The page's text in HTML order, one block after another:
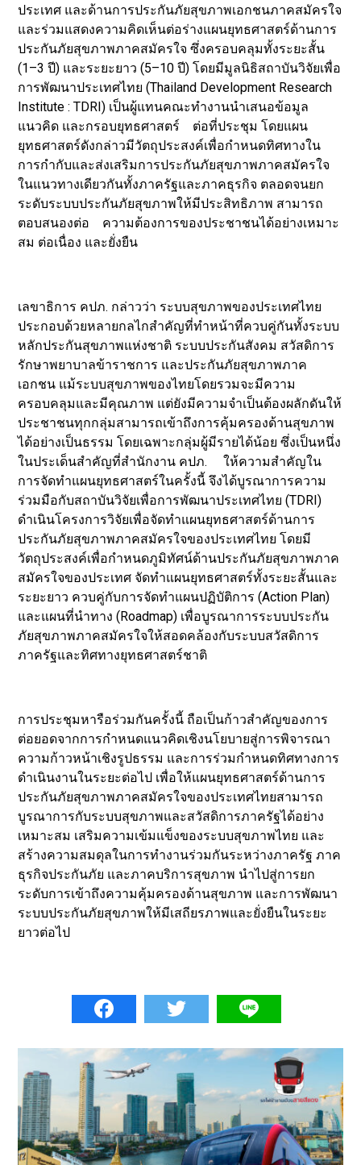
ประเทศ และด้านการประกันภัยสุขภาพเอกชนภาคสมัครใจ
และร่วมแสดงความคิดเห็นต่อร่างแผนยุทธศาสตร์ด้านการ
ประกันภัยสุขภาพภาคสมัครใจ ซึ่งครอบคลุมทั้งระยะสั้น
(1–3 ปี) และระยะยาว (5–10 ปี) โดยมีมูลนิธิสถาบันวิจัยเพื่อ
การพัฒนาประเทศไทย (Thailand Development Research
Institute : TDRI) เป็นผู้แทนคณะทำงานนำเสนอข้อมูล
แนวคิด และกรอบยุทธศาสตร์ ต่อที่ประชุม โดยแผน
ยุทธศาสตร์ดังกล่าวมีวัตถุประสงค์เพื่อกำหนดทิศทางใน
การกำกับและส่งเสริมการประกันภัยสุขภาพภาคสมัครใจ
ในแนวทางเดียวกันทั้งภาครัฐและภาคธุรกิจ ตลอดจนยก
ระดับระบบประกันภัยสุขภาพให้มีประสิทธิภาพ สามารถ
ตอบสนองต่อ ความต้องการของประชาชนได้อย่างเหมาะ
สม ต่อเนื่อง และยั่งยืน
เลขาธิการ คปภ. กล่าวว่า ระบบสุขภาพของประเทศไทย
ประกอบด้วยหลายกลไกสำคัญที่ทำหน้าที่ควบคู่กันทั้งระบบ
หลักประกันสุขภาพแห่งชาติ ระบบประกันสังคม สวัสดิการ
รักษาพยาบาลข้าราชการ และประกันภัยสุขภาพภาค
เอกชน แม้ระบบสุขภาพของไทยโดยรวมจะมีความ
ครอบคลุมและมีคุณภาพ แต่ยังมีความจำเป็นต้องผลักดันให้
ประชาชนทุกกลุ่มสามารถเข้าถึงการคุ้มครองด้านสุขภาพ
ได้อย่างเป็นธรรม โดยเฉพาะกลุ่มผู้มีรายได้น้อย ซึ่งเป็นหนึ่ง
ในประเด็นสำคัญที่สำนักงาน คปภ. ให้ความสำคัญใน
การจัดทำแผนยุทธศาสตร์ในครั้งนี้ จึงได้บูรณาการความ
ร่วมมือกับสถาบันวิจัยเพื่อการพัฒนาประเทศไทย (TDRI)
ดำเนินโครงการวิจัยเพื่อจัดทำแผนยุทธศาสตร์ด้านการ
ประกันภัยสุขภาพภาคสมัครใจของประเทศไทย โดยมี
วัตถุประสงค์เพื่อกำหนดภูมิทัศน์ด้านประกันภัยสุขภาพภาค
สมัครใจของประเทศ จัดทำแผนยุทธศาสตร์ทั้งระยะสั้นและ
ระยะยาว ควบคู่กับการจัดทำแผนปฏิบัติการ (Action Plan)
และแผนที่นำทาง (Roadmap) เพื่อบูรณาการระบบประกัน
ภัยสุขภาพภาคสมัครใจให้สอดคล้องกับระบบสวัสดิการ
ภาครัฐและทิศทางยุทธศาสตร์ชาติ
การประชุมหารือร่วมกันครั้งนี้ ถือเป็นก้าวสำคัญของการ
ต่อยอดจากการกำหนดแนวคิดเชิงนโยบายสู่การพิจารณา
ความก้าวหน้าเชิงรูปธรรม และการร่วมกำหนดทิศทางการ
ดำเนินงานในระยะต่อไป เพื่อให้แผนยุทธศาสตร์ด้านการ
ประกันภัยสุขภาพภาคสมัครใจของประเทศไทยสามารถ
บูรณาการกับระบบสุขภาพและสวัสดิการภาครัฐได้อย่าง
เหมาะสม เสริมความเข้มแข็งของระบบสุขภาพไทย และ
สร้างความสมดุลในการทำงานร่วมกันระหว่างภาครัฐ ภาค
ธุรกิจประกันภัย และภาคบริการสุขภาพ นำไปสู่การยก
ระดับการเข้าถึงความคุ้มครองด้านสุขภาพ และการพัฒนา
ระบบประกันภัยสุขภาพให้มีเสถียรภาพและยั่งยืนในระยะ
ยาวต่อไป